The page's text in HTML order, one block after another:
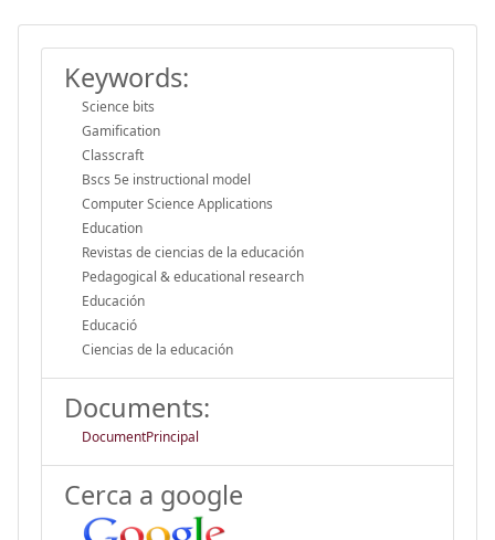
Keywords:
Science bits
Gamification
Classcraft
Bscs 5e instructional model
Computer Science Applications
Education
Revistas de ciencias de la educación
Pedagogical & educational research
Educación
Educació
Ciencias de la educación
Documents:
DocumentPrincipal
Cerca a google